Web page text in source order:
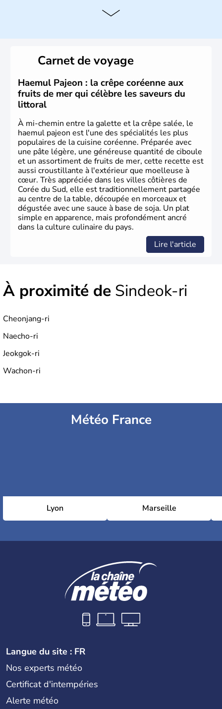
Histoire et administration
christianisme et le bouddhisme en sont les deux
principales religions. Ce pays partage sa culture avec la
Corée du Nord. Les Jeux Olympiques s’y sont déroulés en
1988, de même que la Coupe du Monde de football en
2002, en collaboration avec le Japon.
Carnet de voyage
Haemul Pajeon : la crêpe coréenne aux
fruits de mer qui célèbre les saveurs du
littoral
À mi-chemin entre la galette et la crêpe salée, le
haemul pajeon est l'une des spécialités les plus
populaires de la cuisine coréenne. Préparée avec
une pâte légère, une généreuse quantité de ciboule
et un assortiment de fruits de mer, cette recette est
aussi croustillante à l'extérieur que moelleuse à
cœur. Très appréciée dans les villes côtières de
Corée du Sud, elle est traditionnellement partagée
au centre de la table, découpée en morceaux et
dégustée avec une sauce à base de soja. Un plat
simple en apparence, mais profondément ancré
dans la culture culinaire du pays.
Lire l'article
À proximité de Sindeok-ri
Cheonjang-ri
Naecho-ri
Jeokgok-ri
Wachon-ri
Météo France
Lyon Marseille
Langue du site : FR
Nos experts météo
Certificat d'intempéries
Alerte météo